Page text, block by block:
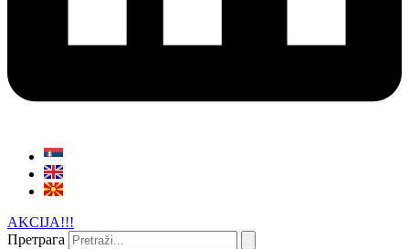
AKCIJA!!!
Претрага